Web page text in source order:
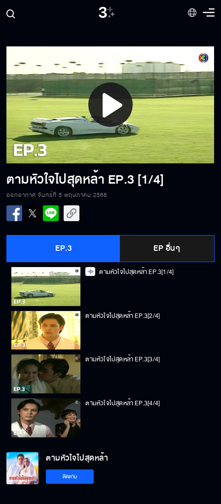
Play
Video
ตามหัวใจไปสุดหล้า EP.3 [1/4]
ออกอากาศ จันทร์ที่ 5 พฤษภาคม 2568
EP.3 EP อื่นๆ
ตามหัวใจไปสุดหล้า EP.3[1/4]
ตามหัวใจไปสุดหล้า EP.3[2/4]
ตามหัวใจไปสุดหล้า EP.3[3/4]
ตามหัวใจไปสุดหล้า EP.3[4/4]
ตามหัวใจไปสุดหล้า
ติดตาม